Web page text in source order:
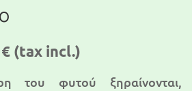
(tax incl.)
του φυτού ξηραίνονται,